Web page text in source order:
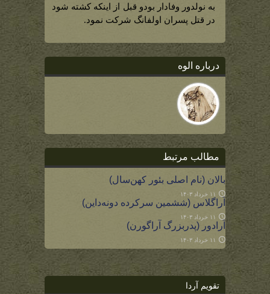
به نولدور وفادار بودو قبل از اینکه کشته شود
در قتل پسران اولفانگ شرکت نمود.
درباره الوه
مطالب مرتبط
بالان (نام اصلی بئور کهن‌سال)
۱۱ خرداد ۱۴۰۳
آراگلاس (ششمین سرکرده دونه‌داین)
۱۱ خرداد ۱۴۰۳
آرادور (پدربزرگ آراگورن)
۱۱ خرداد ۱۴۰۳
تقویم آردا